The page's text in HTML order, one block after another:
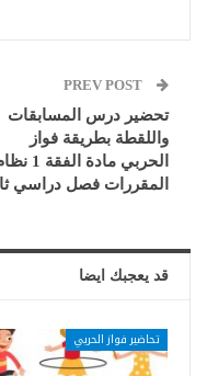
تحضير درس المسابقات
واللقطة بطريقة فواز
الحربي مادة الفقة
المقررات فصل دراسي
قد يعجبك ايضا
تحاضير فواز الحربي